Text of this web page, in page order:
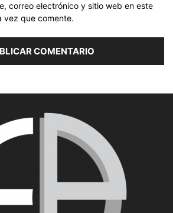
correo electrónico y sitio web en este
vez que comente.